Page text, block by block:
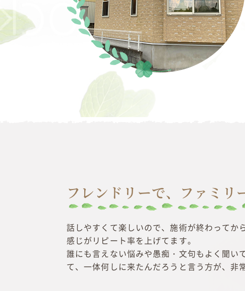
フレンドリーで、ファミリ
話しやすくて楽しいので、施術が終わってか
感じがリピート率を上げてます。
誰にも言えない悩みや愚痴・文句もよく聞い
て、一体何しに来たんだろうと言う方が、非